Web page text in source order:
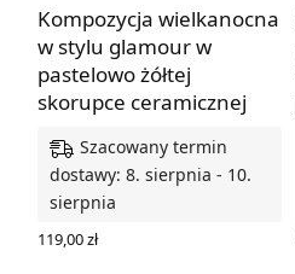
Kompozycja wielkanocna
w stylu glamour w
pastelowo żółtej
skorupce ceramicznej
Szacowany termin
dostawy: 8. sierpnia - 10.
sierpnia
119,00zł